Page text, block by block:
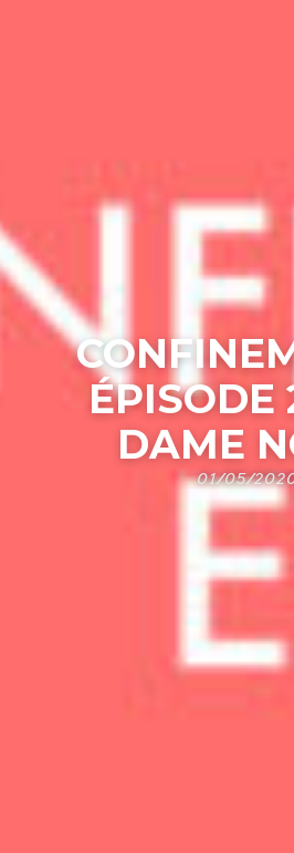
ÉPISODE
DAME
01/05/